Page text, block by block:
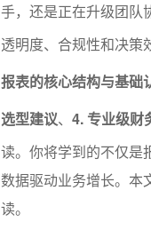
手，还是正在升级团队
透明度、合规性和决策
报表的核心结构与基础
选型建议、 4. 专业级财
读。你将学到的不仅是
数据驱动业务增长。本
读。